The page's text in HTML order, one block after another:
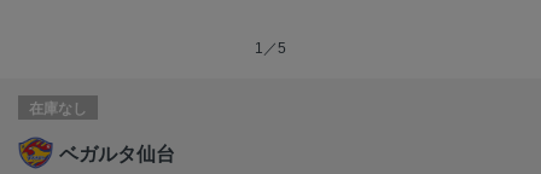
1／5
在庫なし
ベガルタ仙台